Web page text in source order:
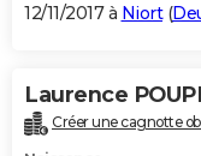
12/11/2017 à Niort(
Laurence
Créer une cagnotte